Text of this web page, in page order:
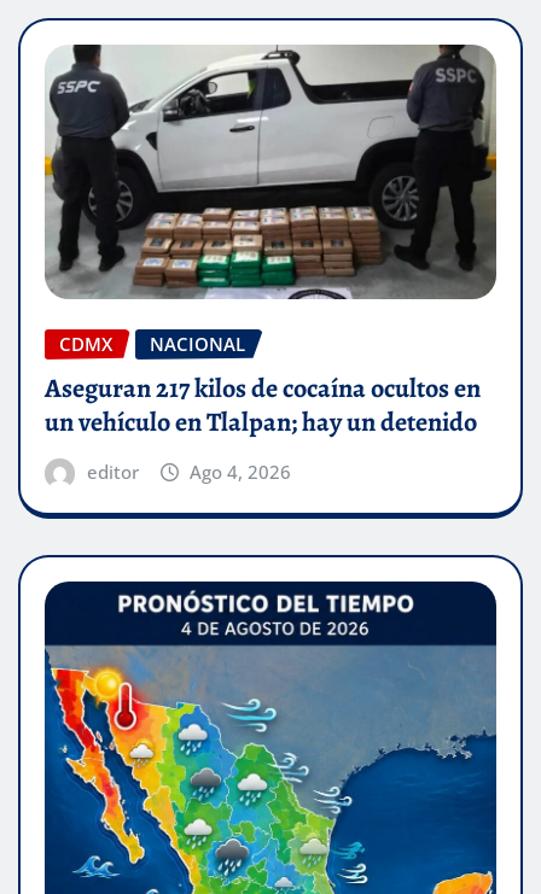
CDMX NACIONAL
Aseguran 217 kilos de cocaína ocultos en
un vehículo en Tlalpan; hay un detenido
editor Ago 4, 2026